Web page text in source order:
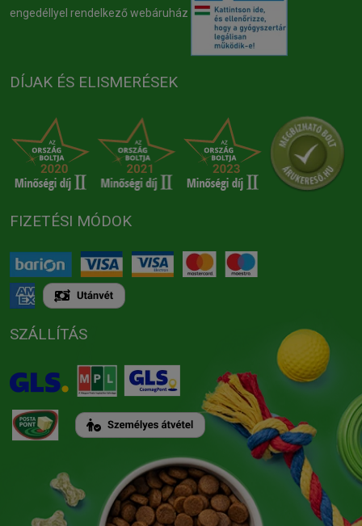
engedéllyel rendelkező webáruház
DÍJAK ÉS ELISMERÉSEK
FIZETÉSI MÓDOK
SZÁLLÍTÁS